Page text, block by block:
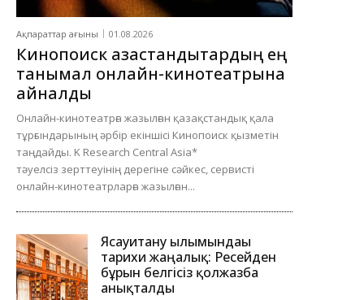
Ақпараттар ағыны 01.08.2026
Кинопоиск қазақстандықтардың ең
танымал онлайн-кинотеатрына
айналды
Онлайн-кинотеатрға жазылған қазақстандық қала
тұрғындарының әрбір екіншісі Кинопоиск қызметін
таңдайды. K Research Central Asia*
тәуелсіз зерттеуінің дерегіне сәйкес, сервисті
онлайн-кинотеатрларға жазылған...
Ясауитану ғылымындағы
тарихи жаңалық: Ресейден
бұрын белгісіз қолжазба
анықталды